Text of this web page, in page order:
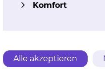
Internistische
Zusatzbezeichnung:
Komfort
Alle akzeptieren